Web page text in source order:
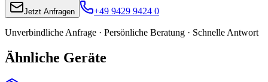
Jetzt Anfragen +49 9429 9424 0
Unverbindliche Anfrage · Persönliche Beratung · Schnelle Antwort
Ähnliche Geräte